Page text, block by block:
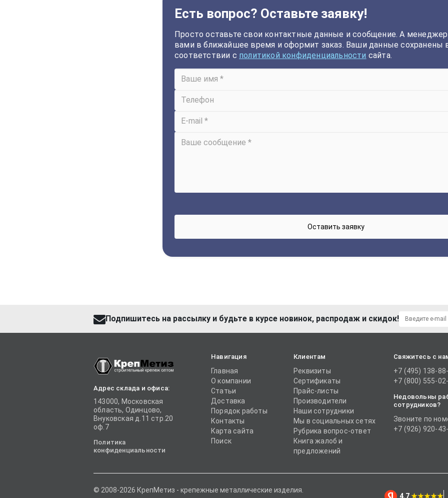
Есть вопрос? Оставьте заявку!
Просто оставьте свои контактные данные и сообщение. А
вами в ближайшее время и оформит заказ. Ваши данные сохранены
соответствии с политикой конфиденциальности сайта.
Подпишитесь на рассылку и будьте в курсе новинок, распродаж и скидок!
Адрес склада и офиса:
143000, Московская
область, Одинцово,
Внуковская д.11 стр.20
оф.7
Политика
конфиденциальности
Навигация
Главная
О компании
Статьи
Доставка
Порядок работы
Контакты
Карта сайта
Поиск
Клиентам
Реквизиты
Сертификаты
Прайс-листы
Производители
Наши сотрудники
Мы в социальных сетях
Рубрика вопрос-ответ
Книга жалоб и
предложений
Свяжитесь с
+7 (495) 138-
+7 (800) 555-
Недовольны
сотрудников?
Звоните по
+7 (926) 920-
© 2008-2026 КрепМетиз - крепежные металлические изделия.
4.7★★★★★